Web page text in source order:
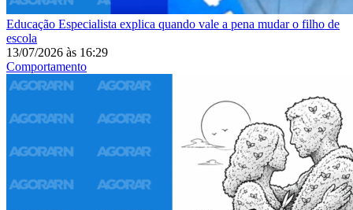
Educação Especialista explica quando vale a pena mudar o filho de
escola
13/07/2026 às 16:29
Comportamento